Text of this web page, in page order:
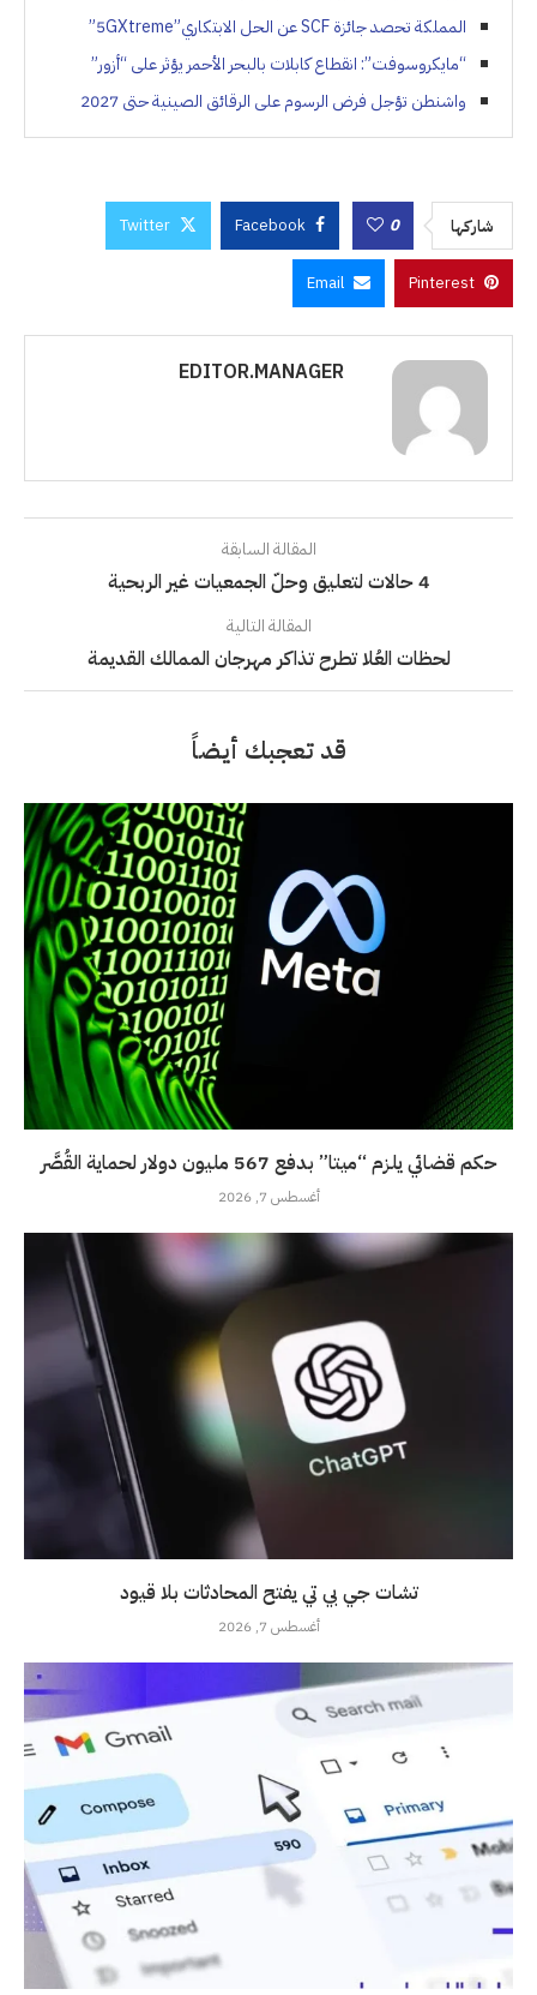
المملكة تحصد جائزة SCF عن الحل الابتكاري”5GXtreme”
“مايكروسوفت”: انقطاع كابلات بالبحر الأحمر يؤثر على “أزور”
واشنطن تؤجل فرض الرسوم على الرقائق الصينية حتى 2027
شاركها 0
Facebook
Twitter
Pinterest
Email
EDITOR.MANAGER
المقالة السابقة
4 حالات لتعليق وحلّ الجمعيات غير الربحية
المقالة التالية
لحظات العُلا تطرح تذاكر مهرجان الممالك القديمة
قد تعجبك أيضاً
حكم قضائي يلزم “ميتا” بدفع 567 مليون دولار لحماية القُصَّر
أغسطس 7, 2026
تشات جي بي تي يفتح المحادثات بلا قيود
أغسطس 7, 2026